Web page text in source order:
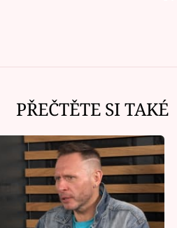
PŘEČTĚTE SI TAKÉ